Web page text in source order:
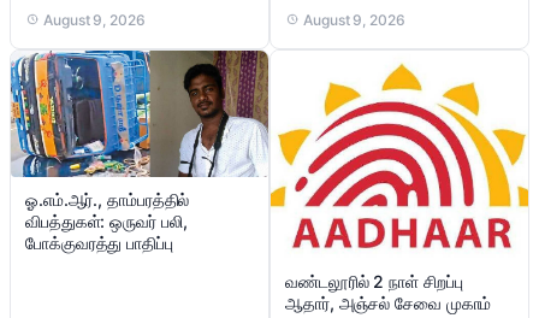
August 9, 2026 August 9, 2026
ஓ.எம்.ஆர்., தாம்பரத்தில்
விபத்துகள்: ஒருவர் பலி,
போக்குவரத்து பாதிப்பு
வண்டலூரில் 2 நாள் சிறப்பு
ஆதார், அஞ்சல் சேவை முகாம்